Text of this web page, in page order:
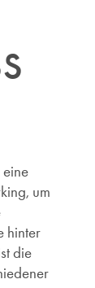
eine
um
hinter
die